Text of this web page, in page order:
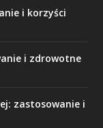
i korzyści
i zdrowotne
zastosowanie i